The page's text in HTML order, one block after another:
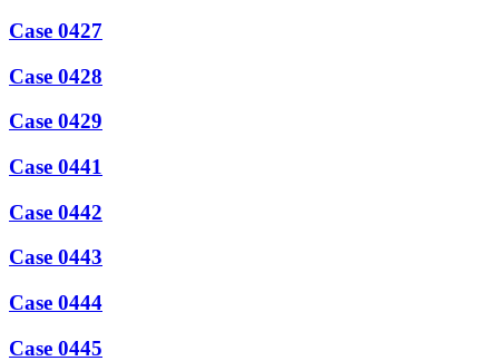
Case 0427
Case 0428
Case 0429
Case 0441
Case 0442
Case 0443
Case 0444
Case 0445